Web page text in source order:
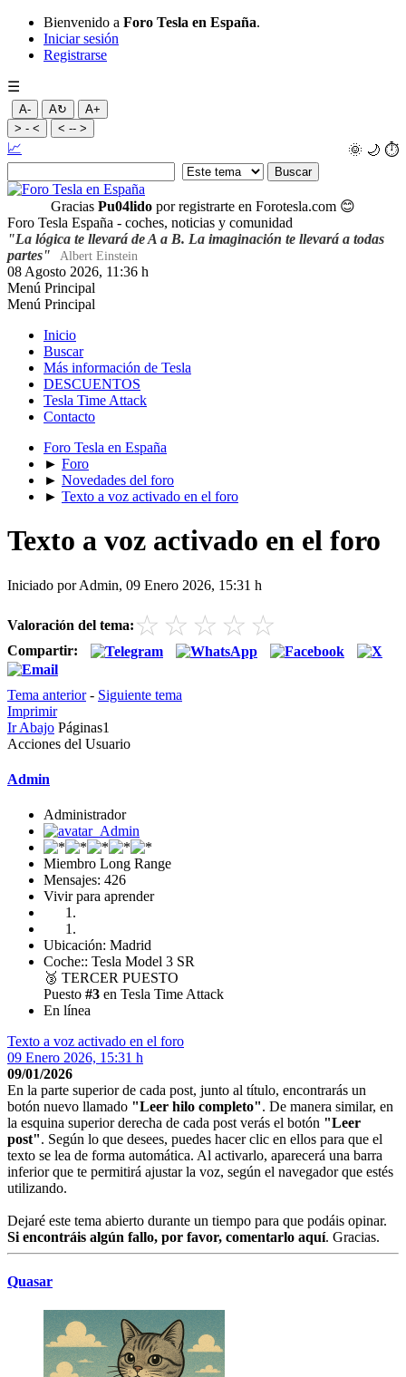
Bienvenido a Foro Tesla en España.
Iniciar sesión
Registrarse
☰
A- A↻
A+
> - <
< -- >
🌞 🌙 ⏱️
📈
Gracias Pu04lido por registrarte en Forotesla.com 😊
Foro Tesla España - coches, noticias y comunidad
"La lógica te llevará de A a B. La imaginación te llevará a todas
partes"
Albert Einstein
08 Agosto 2026, 11:36 h
Menú Principal
Menú Principal
Inicio
Buscar
Más información de Tesla
DESCUENTOS
Tesla Time Attack
Contacto
Foro Tesla en España
► Foro
► Novedades del foro
► Texto a voz activado en el foro
Texto a voz activado en el foro
Iniciado por Admin, 09 Enero 2026, 15:31 h
Valoración del tema: ☆ ☆ ☆ ☆ ☆
Compartir:
Tema anterior- Siguiente tema
Imprimir
Ir Abajo Páginas1
Acciones del Usuario
Admin
Administrador
Miembro Long Range
Mensajes: 426
Vivir para aprender
Ubicación: Madrid
Coche:: Tesla Model 3 SR
🥉 TERCER PUESTO
Puesto #3 en Tesla Time Attack
En línea
Texto a voz activado en el foro
09 Enero 2026, 15:31 h
09/01/2026
En la parte superior de cada post, junto al título, encontrarás un
botón nuevo llamado "Leer hilo completo". De manera similar, en
la esquina superior derecha de cada post verás el botón "Leer
post". Según lo que desees, puedes hacer clic en ellos para que el
texto se lea de forma automática. Al activarlo, aparecerá una barra
inferior que te permitirá ajustar la voz, según el navegador que estés
utilizando.
Dejaré este tema abierto durante un tiempo para que podáis opinar.
Si encontráis algún fallo, por favor, comentarlo aquí. Gracias.
Quasar